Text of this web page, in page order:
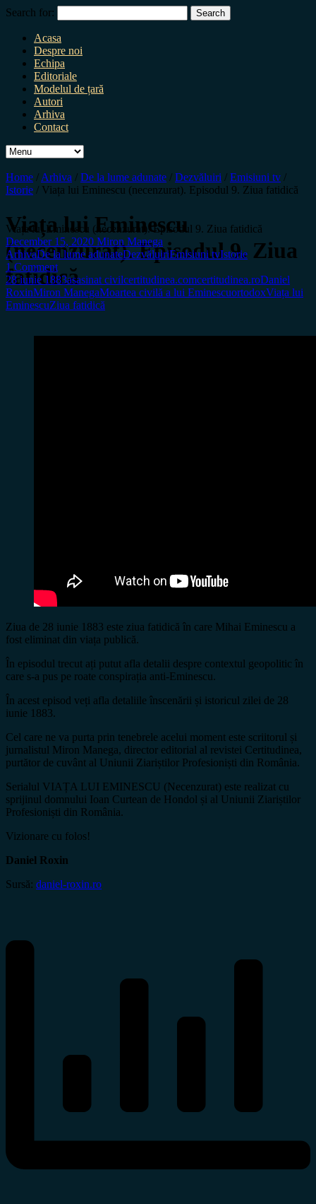
Search for:
Acasa
Despre noi
Echipa
Editoriale
Modelul de țară
Autori
Arhiva
Contact
Home / Arhiva / De la lume adunate / Dezvăluiri / Emisiuni tv /
Istorie / Viața lui Eminescu (necenzurat). Episodul 9. Ziua fatidică
Viața lui Eminescu
(necenzurat). Episodul 9. Ziua
fatidică
Viața lui Eminescu (necenzurat). Episodul 9. Ziua fatidică
December 15, 2020 Miron Manega
ArhivaDe la lume adunateDezvăluiriEmisiuni tvIstorie
1 Comment
28 iunie 1883asasinat civilcertitudinea.comcertitudinea.roDaniel
RoxinMiron ManegaMoartea civilă a lui EminescuortodoxViața lui
EminescuZiua fatidică
Ziua de 28 iunie 1883 este ziua fatidică în care Mihai Eminescu a
fost eliminat din viața publică.
În episodul trecut ați putut afla detalii despre contextul geopolitic în
care s-a pus pe roate conspirația anti-Eminescu.
În acest episod veți afla detaliile înscenării și istoricul zilei de 28
iunie 1883.
Cel care ne va purta prin tenebrele acelui moment este scriitorul și
jurnalistul Miron Manega, director editorial al revistei Certitudinea,
purtător de cuvânt al Uniunii Ziariștilor Profesioniști din România.
Serialul VIAȚA LUI EMINESCU (Necenzurat) este realizat cu
sprijinul domnului Ioan Curtean de Hondol și al Uniunii Ziariștilor
Profesioniști din România.
Vizionare cu folos!
Daniel Roxin
Sursă: daniel-roxin.ro